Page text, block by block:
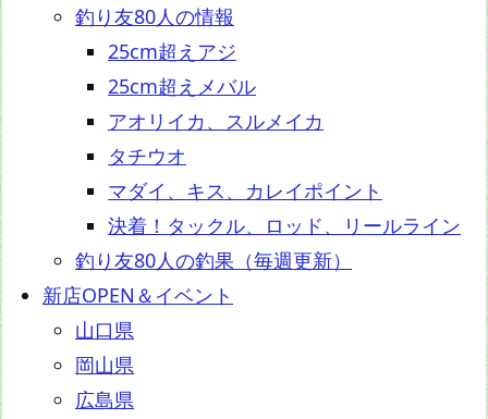
釣り友80人の情報
25cm超えアジ
25cm超えメバル
アオリイカ、スルメイカ
タチウオ
マダイ、キス、カレイポイント
決着！タックル、ロッド、リールライン
釣り友80人の釣果（毎週更新）
新店OPEN＆イベント
山口県
岡山県
広島県